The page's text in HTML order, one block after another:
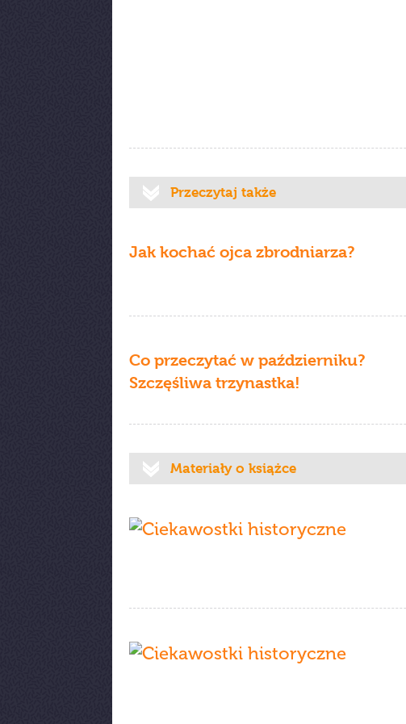
Przeczytaj także
Jak kochać ojca zbrodniarza?
Co przeczytać w październiku?
Szczęśliwa trzynastka!
Materiały o książce